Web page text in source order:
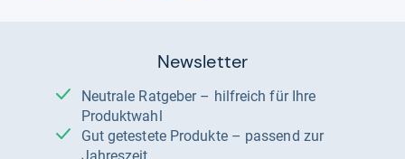
Newsletter
Neutrale Ratgeber – hilfreich für Ihre
Produktwahl
Gut getestete Produkte – passend zur
Jahreszeit